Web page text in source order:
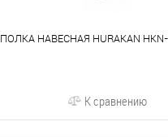
ПОЛКА НАВЕСНАЯ HURAKAN
К сравнению